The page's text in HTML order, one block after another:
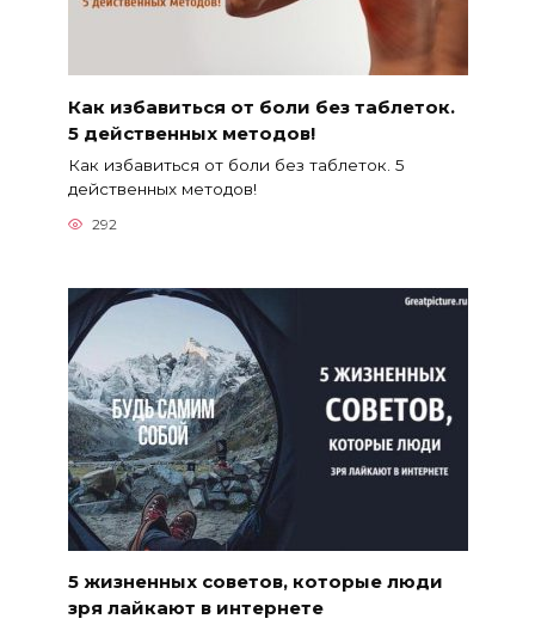
Как избавиться от боли без таблеток.
5 действенных методов!
Как избавиться от боли без таблеток. 5
действенных методов!
292
5 жизненных советов, которые люди
зря лайкают в интернете